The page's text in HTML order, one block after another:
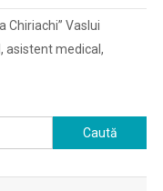
Chiriachi” Vaslui
asistent medical,
Caută
după: